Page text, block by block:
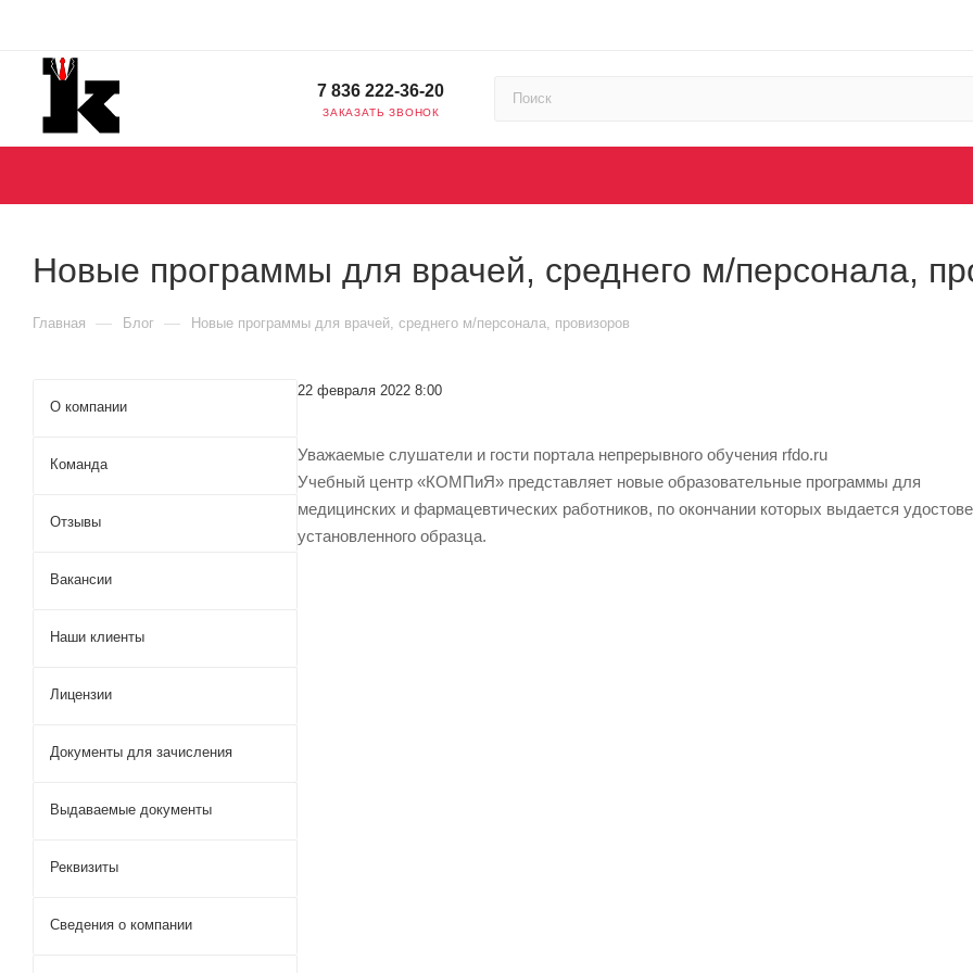
7 836 222-36-20
ЗАКАЗАТЬ ЗВОНОК
Новые программы для врачей, среднего м/персонала,
Главная — Блог — Новые программы для врачей, среднего м/персонала, провизоров
22 февраля 2022 8:00
Уважаемые слушатели и гости портала непрерывного обучения rfdo.ru
Учебный центр «КОМПиЯ» представляет новые образовательные программы для
медицинских и фармацевтических работников, по окончании которых выдается
установленного образца.
О компании
Команда
Отзывы
Вакансии
Наши клиенты
Лицензии
Документы для зачисления
Выдаваемые документы
Реквизиты
Сведения о компании